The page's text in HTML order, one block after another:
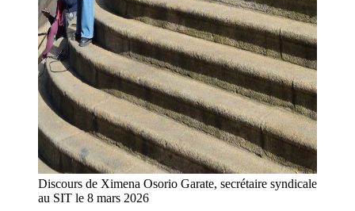
Discours de Ximena Osorio Garate, secrétaire syndicale
au SIT le 8 mars 2026